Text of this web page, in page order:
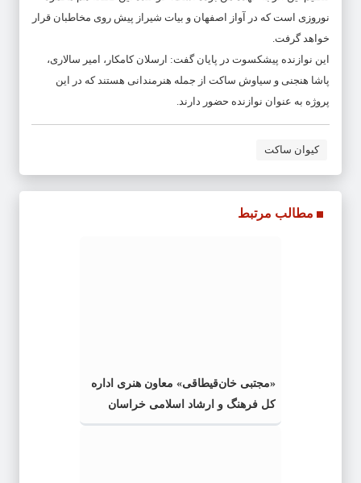
نوروزی است که در آواز اصفهان و بیات شیراز پیش روی مخاطبان قرار
خواهد گرفت.
این نوازنده پیشکسوت در پایان گفت: ارسلان کامکار، امیر سالاری،
پاشا هنجنی و سیاوش ساکت از جمله هنرمندانی هستند که در این
پروژه به عنوان نوازنده حضور دارند.
کیوان ساکت
مطالب مرتبط
«مجتبی خان‌قیطاقی» معاون هنری اداره
کل فرهنگ و ارشاد اسلامی خراسان
رضوی شد